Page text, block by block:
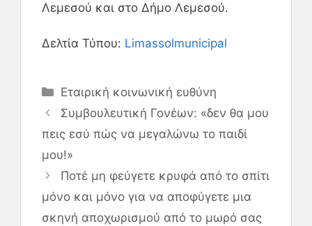
Λεμεσού και στο Δήμο Λεμεσού.
Δελτία Τύπου: Limassolmunicipal
Εταιρική κοινωνική ευθύνη
Συμβουλευτική Γονέων: «δεν θα μου
πεις εσύ πώς να μεγαλώνω το παιδί
μου!»
Ποτέ μη φεύγετε κρυφά από το σπίτι
μόνο και μόνο για να αποφύγετε μια
σκηνή αποχωρισμού από το μωρό σας